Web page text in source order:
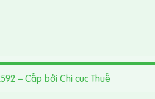
– Cấp bởi Chi cục Thuế